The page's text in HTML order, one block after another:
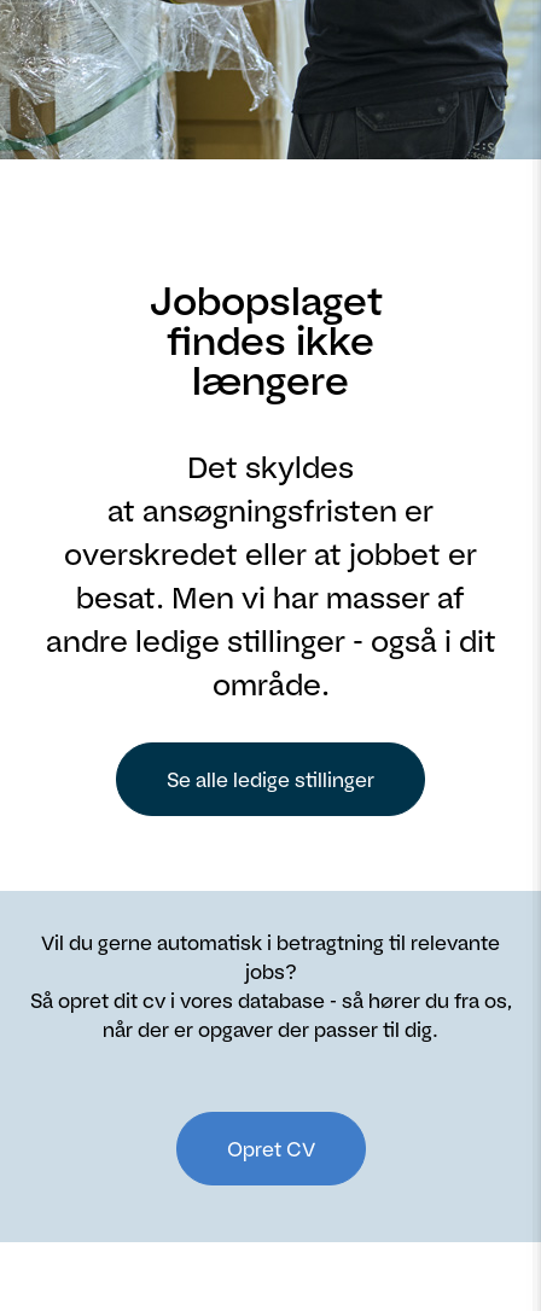
Jobopslaget
findes ikke
længere
Det skyldes
at ansøgningsfristen er
overskredet eller at jobbet er
besat. Men vi har masser af
andre ledige stillinger - også i dit
område.
Se alle ledige stillinger
Vil du gerne automatisk i betragtning til relevante
jobs?
Så opret dit cv i vores database - så hører du fra os,
når der er opgaver der passer til dig.
Opret CV